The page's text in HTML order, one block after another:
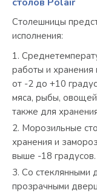
Столешницы
исполнения:
работы и хранения
от -2 до +10
мяса, рыбы,
также для
Морозильные
хранения и
выше -18 градусов.
Со стеклянными
прозрачными